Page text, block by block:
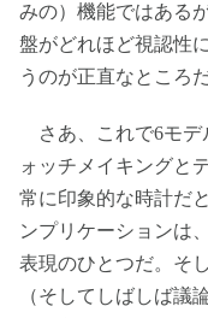
みの）機能ではある
盤がどれほど視認性
うのが正直なところだ
さあ、これで6モデ
ォッチメイキングと
常に印象的な時計だ
ンプリケーションは
表現のひとつだ。そ
（そしてしばしば議